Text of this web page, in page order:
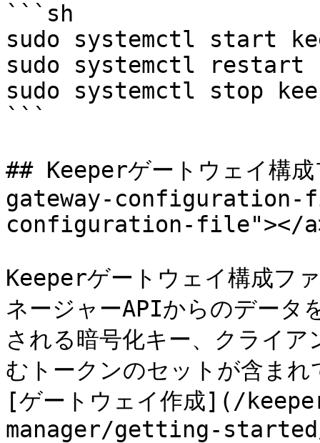
```sh
sudo systemctl start
sudo systemctl restart
sudo systemctl stop
```
## Keeperゲートウェイ構
gateway-
configuration-file"></
Keeperゲートウェイ構成フ
ネージャーAPIからのデータ
される暗号化キー、クライ
むトークンのセットが含ま
[ゲートウェイ作成](/
manager/getting-